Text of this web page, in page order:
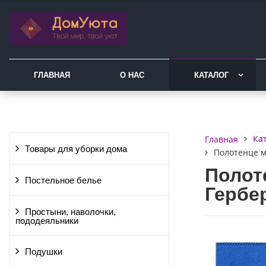
ГЛАВНАЯ О НАС КАТАЛОГ
Товары для уборки дома
Постельное белье
Простыни, наволочки,
пододеяльники
Подушки
Главная
Полотенце